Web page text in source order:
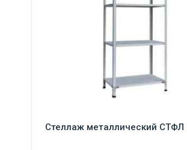
Стеллаж металлический СТФЛ